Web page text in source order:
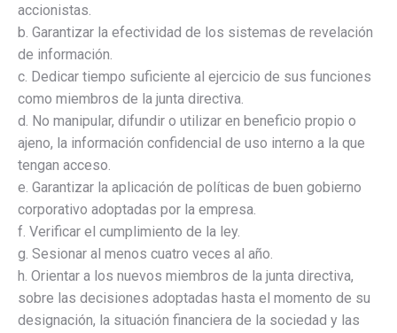
accionistas.
b. Garantizar la efectividad de los sistemas de revelación
de información.
c. Dedicar tiempo suficiente al ejercicio de sus funciones
como miembros de la junta directiva.
d. No manipular, difundir o utilizar en beneficio propio o
ajeno, la información confidencial de uso interno a la que
tengan acceso.
e. Garantizar la aplicación de políticas de buen gobierno
corporativo adoptadas por la empresa.
f. Verificar el cumplimiento de la ley.
g. Sesionar al menos cuatro veces al año.
h. Orientar a los nuevos miembros de la junta directiva,
sobre las decisiones adoptadas hasta el momento de su
designación, la situación financiera de la sociedad y las